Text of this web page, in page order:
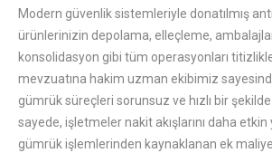
Modern güvenlik sistemleriyle donatılmış
ürünlerinizin depolama, elleçleme,
konsolidasyon gibi tüm operasyonları
mevzuatına hakim uzman ekibimiz
gümrük süreçleri sorunsuz ve hızlı bir
sayede, işletmeler nakit akışlarını daha
gümrük işlemlerinden kaynaklanan ek